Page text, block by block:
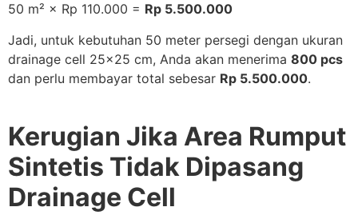
50 m² × Rp 110.000 = Rp 5.500.000
Jadi, untuk kebutuhan 50 meter persegi dengan ukuran
drainage cell 25×25 cm, Anda akan menerima 800 pcs
dan perlu membayar total sebesar Rp 5.500.000.
Kerugian Jika Area Rumput
Sintetis Tidak Dipasang
Drainage Cell